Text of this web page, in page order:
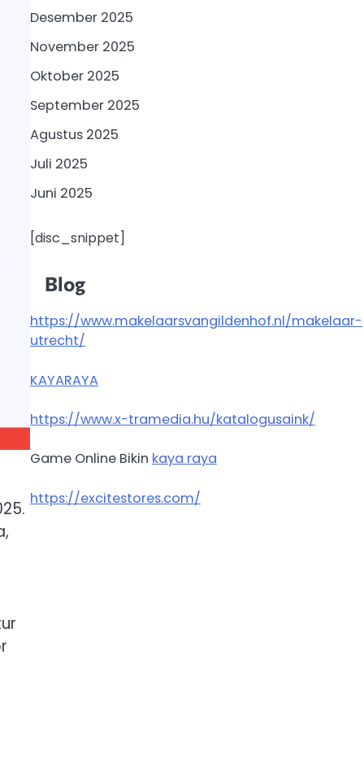
Desember 2025
November 2025
Oktober 2025
September 2025
Agustus 2025
Juli 2025
Juni 2025
[disc_snippet]
Blog
https://www.makelaarsvangildenhof.nl/makelaar-
utrecht/
KAYARAYA
https://www.x-tramedia.hu/katalogusaink/
Game Online Bikin kaya raya
https://excitestores.com/